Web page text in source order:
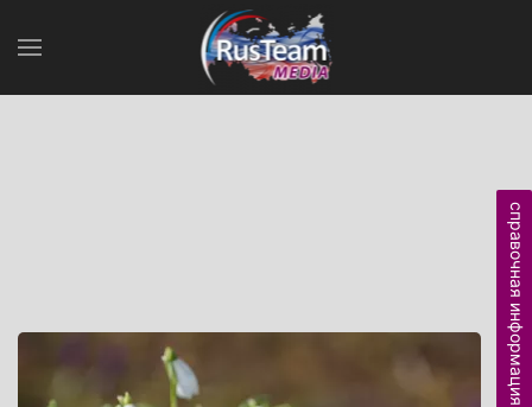
справочная информация